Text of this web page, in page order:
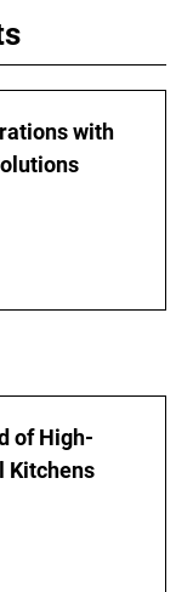
with
of High-
Kitchens